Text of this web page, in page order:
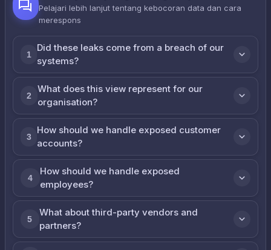
Pelajari lebih lanjut tentang kebocoran data dan cara
merespons
1
Did these leaks come from a breach of our
systems?
2
What does this view represent for our
organisation?
3
How should we handle exposed customer
accounts?
4
How should we handle exposed
employees?
5
What about third-party vendors and
partners?